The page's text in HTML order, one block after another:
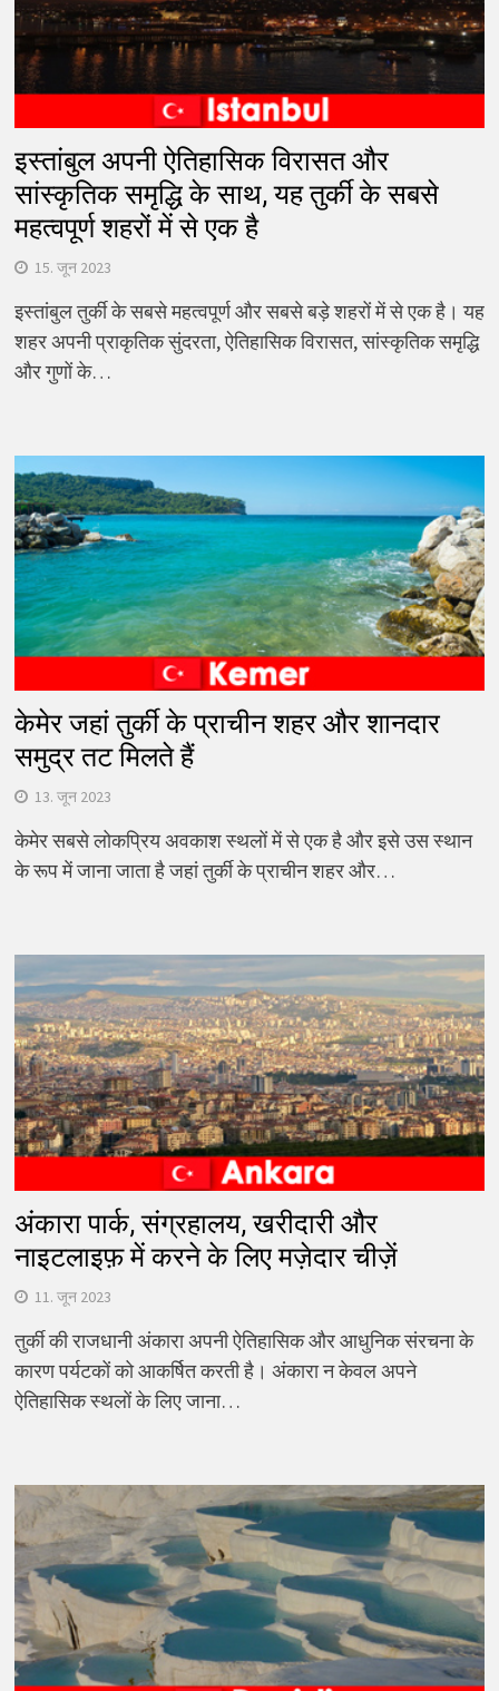
इस्तांबुल अपनी ऐतिहासिक विरासत और
सांस्कृतिक समृद्धि के साथ, यह तुर्की के सबसे
महत्वपूर्ण शहरों में से एक है
15. जून 2023
इस्तांबुल तुर्की के सबसे महत्वपूर्ण और सबसे बड़े शहरों में से एक है। यह
शहर अपनी प्राकृतिक सुंदरता, ऐतिहासिक विरासत, सांस्कृतिक समृद्धि
और गुणों के…
केमेर जहां तुर्की के प्राचीन शहर और शानदार
समुद्र तट मिलते हैं
13. जून 2023
केमेर सबसे लोकप्रिय अवकाश स्थलों में से एक है और इसे उस स्थान
के रूप में जाना जाता है जहां तुर्की के प्राचीन शहर और…
अंकारा पार्क, संग्रहालय, खरीदारी और
नाइटलाइफ़ में करने के लिए मज़ेदार चीज़ें
11. जून 2023
तुर्की की राजधानी अंकारा अपनी ऐतिहासिक और आधुनिक संरचना के
कारण पर्यटकों को आकर्षित करती है। अंकारा न केवल अपने
ऐतिहासिक स्थलों के लिए जाना…